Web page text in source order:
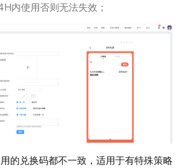
内使用否则无法失效；
用的兑换码都不一致，适用于有特殊策略